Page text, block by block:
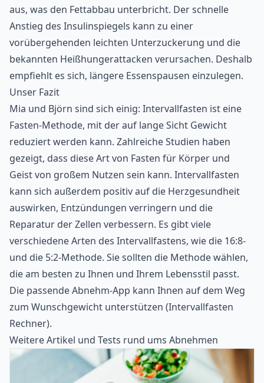
aus, was den Fettabbau unterbricht. Der schnelle
Anstieg des Insulinspiegels kann zu einer
vorübergehenden leichten Unterzuckerung und die
bekannten Heißhungerattacken verursachen. Deshalb
empfiehlt es sich, längere Essenspausen einzulegen.
Unser Fazit
Mia und Björn sind sich einig: Intervallfasten ist eine
Fasten-Methode, mit der auf lange Sicht Gewicht
reduziert werden kann. Zahlreiche Studien haben
gezeigt, dass diese Art von Fasten für Körper und
Geist von großem Nutzen sein kann. Intervallfasten
kann sich außerdem positiv auf die Herzgesundheit
auswirken, Entzündungen verringern und die
Reparatur der Zellen verbessern. Es gibt viele
verschiedene Arten des Intervallfastens, wie die 16:8-
und die 5:2-Methode. Sie sollten die Methode wählen,
die am besten zu Ihnen und Ihrem Lebensstil passt.
Die passende Abnehm-App kann Ihnen auf dem Weg
zum Wunschgewicht unterstützen (Intervallfasten
Rechner).
Weitere Artikel und Tests rund ums Abnehmen